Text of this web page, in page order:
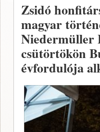
Zsidó
magyar
Niedermüller
csütörtökön
évfordulója